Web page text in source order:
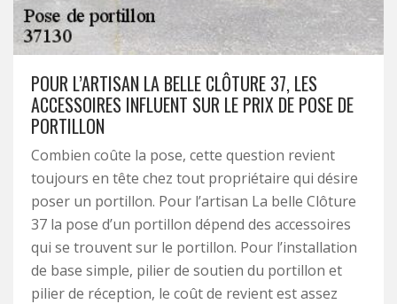
POUR L’ARTISAN LA BELLE CLÔTURE 37, LES
ACCESSOIRES INFLUENT SUR LE PRIX DE POSE DE
PORTILLON
Combien coûte la pose, cette question revient
toujours en tête chez tout propriétaire qui désire
poser un portillon. Pour l’artisan La belle Clôture
37 la pose d’un portillon dépend des accessoires
qui se trouvent sur le portillon. Pour l’installation
de base simple, pilier de soutien du portillon et
pilier de réception, le coût de revient est assez